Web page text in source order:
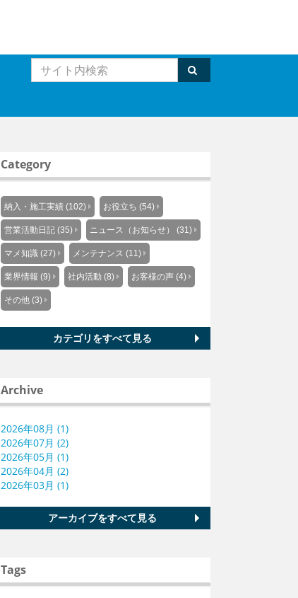
Category
納入・施工実績 (102) お役立ち (54)
営業活動日記 (35) ニュース（お知らせ） (31)
マメ知識 (27) メンテナンス (11)
業界情報 (9) 社内活動 (8) お客様の声 (4)
その他 (3)
カテゴリをすべて見る
Archive
2026年08月 (1)
2026年07月 (2)
2026年05月 (1)
2026年04月 (2)
2026年03月 (1)
アーカイブをすべて見る
Tags